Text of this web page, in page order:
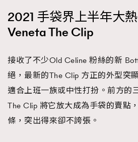
2021 手袋界上半年大
Veneta The Clip
接收了不少Old Celine 粉絲的新
絕，最新的The Clip 方正的外型突
適合上班一族或中性打扮。前方的
The Clip 將它放大成為手袋的賣點
條，突出得來卻不誇張。